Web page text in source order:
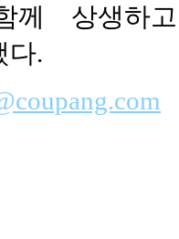
께 상생
다.